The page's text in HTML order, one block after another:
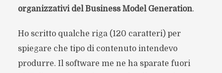
organizzativi del Business Model Generation.
Ho scritto qualche riga (120 caratteri) per
spiegare che tipo di contenuto intendevo
produrre. Il software me ne ha sparate fuori